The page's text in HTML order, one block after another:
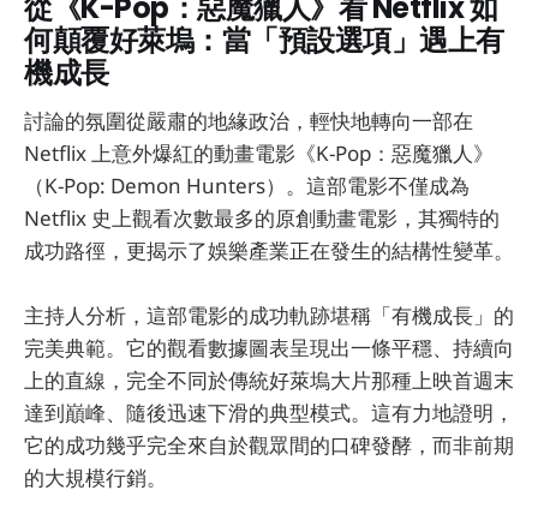
何顛覆好萊塢：當「預設選項」遇上有
機成長
討論的氛圍從嚴肅的地緣政治，輕快地轉向一部在
Netflix 上意外爆紅的動畫電影《K-Pop：惡魔獵人》
（K-Pop: Demon Hunters）。這部電影不僅成為
Netflix 史上觀看次數最多的原創動畫電影，其獨特的
成功路徑，更揭示了娛樂產業正在發生的結構性變革。
主持人分析，這部電影的成功軌跡堪稱「有機成長」的
完美典範。它的觀看數據圖表呈現出一條平穩、持續向
上的直線，完全不同於傳統好萊塢大片那種上映首週末
達到巔峰、隨後迅速下滑的典型模式。這有力地證明，
它的成功幾乎完全來自於觀眾間的口碑發酵，而非前期
的大規模行銷。